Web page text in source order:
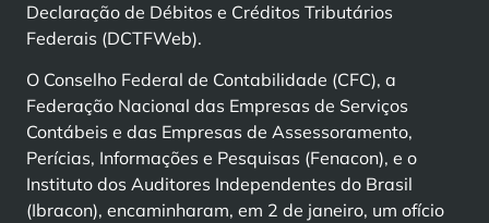
Declaração de Débitos e Créditos Tributários
Federais (DCTFWeb).
O Conselho Federal de Contabilidade (CFC), a
Federação Nacional das Empresas de Serviços
Contábeis e das Empresas de Assessoramento,
Perícias, Informações e Pesquisas (Fenacon), e o
Instituto dos Auditores Independentes do Brasil
(Ibracon), encaminharam, em 2 de janeiro, um ofício